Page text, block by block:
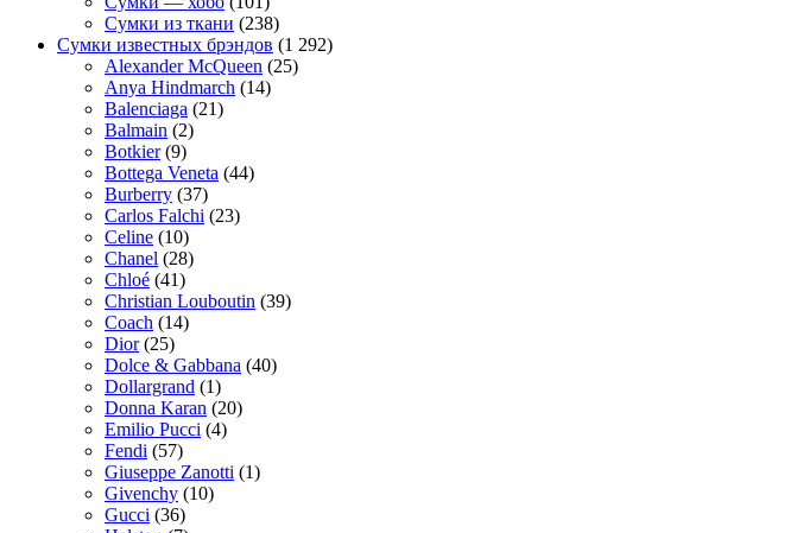
Сумки из ткани (238)
Сумки известных брэндов (1 292)
Alexander McQueen (25)
Anya Hindmarch (14)
Balenciaga (21)
Balmain (2)
Botkier(9)
Bottega Veneta (44)
Burberry (37)
Carlos Falchi (23)
Celine (10)
Chanel (28)
Chloé (41)
Christian Louboutin (39)
Coach (14)
Dior(25)
Dolce & Gabbana (40)
Dollargrand (1)
Donna Karan (20)
Emilio Pucci (4)
Fendi (57)
Giuseppe Zanotti (1)
Givenchy (10)
Gucci (36)